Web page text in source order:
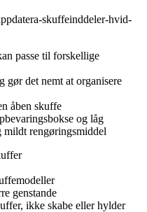
skuffeinddeler-hvid-
passe til forskellige
gør det nemt at organisere
åben skuffe
og låg
mildt rengøringsmiddel
genstande
ikke skabe eller hylder